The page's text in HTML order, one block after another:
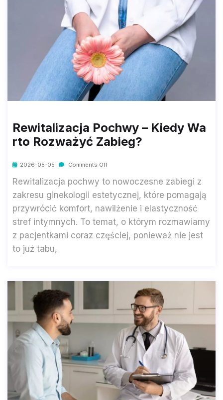
Rewitalizacja Pochwy – Kiedy Wa
Rto Rozważyć Zabieg?
2026-05-05 Comments Off
Rewitalizacja pochwy to nowoczesne zabiegi z
zakresu ginekologii estetycznej, które pomagają
przywrócić komfort, nawilżenie i elastyczność
stref intymnych. To temat, o którym rozmawiamy
z pacjentkami coraz częściej, ponieważ nie jest
to już tabu,